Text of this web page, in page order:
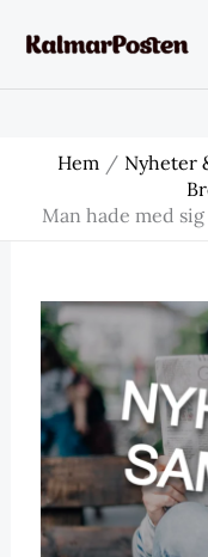
Hem Nyheter
Man hade med